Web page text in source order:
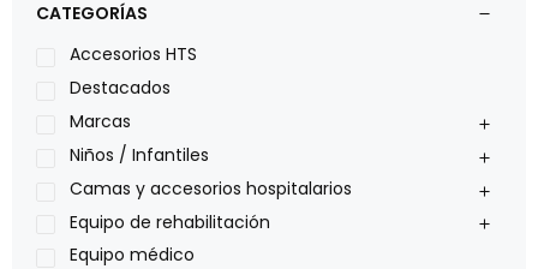
Leggero
Lumex
Medical Store
Nidek
Oxiplus
Philips
Pride
Roho
CATEGORÍAS
Accesorios HTS
Destacados
Marcas
Niños / Infantiles
Camas y accesorios hospitalarios
Equipo de rehabilitación
Equipo médico